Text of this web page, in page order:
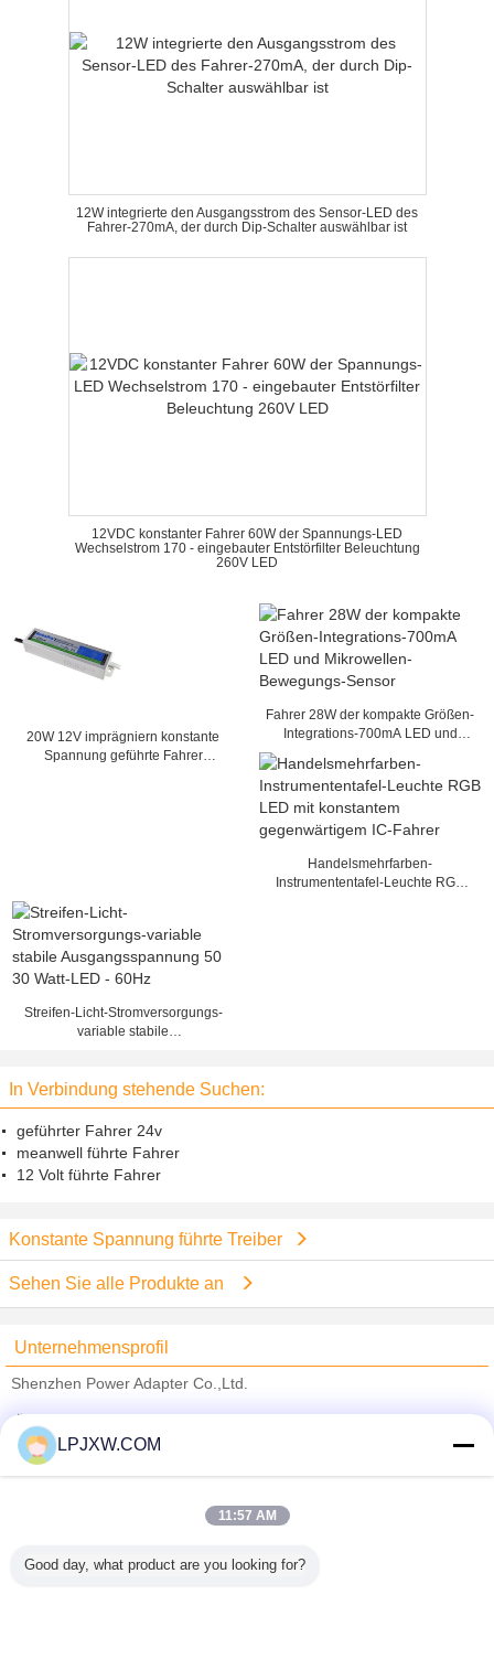
12W integrierte den Ausgangsstrom des Sensor-LED des
Fahrer-270mA, der durch Dip-Schalter auswählbar ist
12VDC konstanter Fahrer 60W der Spannungs-LED
Wechselstrom 170 - eingebauter Entstörfilter Beleuchtung
260V LED
20W 12V imprägniern konstante
Spannung geführte Fahrer
Fahrer 28W der kompakte Größen-
Integrations-700mA LED und
Mikrowellen-Bewegungs-Sensor
Handelsmehrfarben-
Instrumententafel-Leuchte RGB
Streifen-Licht-Stromversorgungs-
variable stabile
In Verbindung stehende Suchen:
geführter Fahrer 24v
meanwell führte Fahrer
12 Volt führte Fahrer
Konstante Spannung führte Treiber
Sehen Sie alle Produkte an
Unternehmensprofil
Shenzhen Power Adapter Co.,Ltd.
Trust Seal
Verified Suplier
Alle Produkte
LPJXW.COM
11:57 AM
Good day, what product are you looking for?